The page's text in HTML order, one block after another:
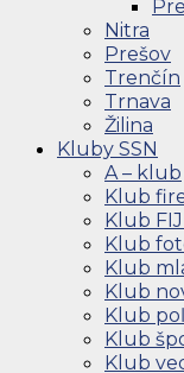
Nitra
Prešov
Trenčín
Trnava
Žilina
Kluby SSN
A – klub
Klub
Klub
Klub
Klub
Klub
Klub
Klub
Klub